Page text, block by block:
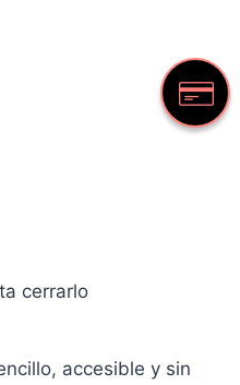
cerrarlo
accesible y sin